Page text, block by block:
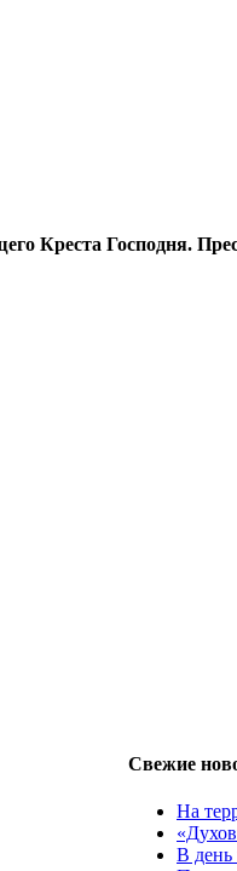
Креста Господня.
Свежие
На
В день